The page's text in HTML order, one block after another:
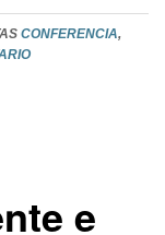
CONFERENCIA,
e